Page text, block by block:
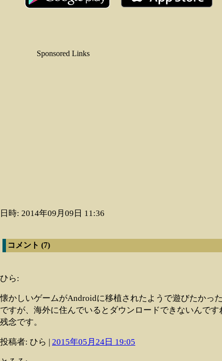
Sponsored Links
日時: 2014年09月09日 11:36
コメント (7)
ひら:
懐かしいゲームがAndroidに移植されたようで遊びたかっ
ですが、海外に住んでいるとダウンロードできないんです
残念です。
投稿者: ひら | 2015年05月24日 19:05